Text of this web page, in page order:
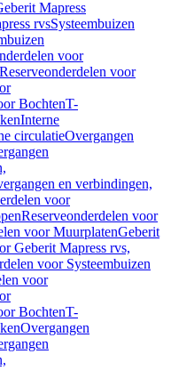
Mapress
rvsSysteembuizen
voor
Reserveonderdelen voor
BochtenT-
Interne
circulatieOvergangen
en verbindingen,
voor
Reserveonderdelen voor
voor MuurplatenGeberit
Geberit Mapress rvs,
voor Systeembuizen
voor
BochtenT-
Overgangen